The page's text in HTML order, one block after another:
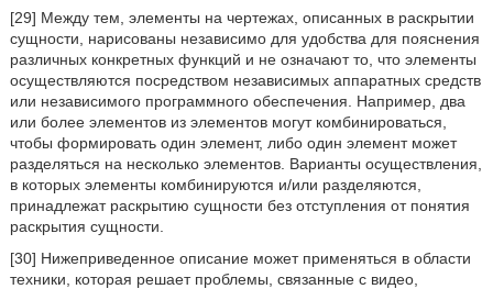
[29] Между тем, элементы на чертежах, описанных в раскрытии
сущности, нарисованы независимо для удобства для пояснения
различных конкретных функций и не означают то, что элементы
осуществляются посредством независимых аппаратных средств
или независимого программного обеспечения. Например, два
или более элементов из элементов могут комбинироваться,
чтобы формировать один элемент, либо один элемент может
разделяться на несколько элементов. Варианты осуществления,
в которых элементы комбинируются и/или разделяются,
принадлежат раскрытию сущности без отступления от понятия
раскрытия сущности.
[30] Нижеприведенное описание может применяться в области
техники, которая решает проблемы, связанные с видео,